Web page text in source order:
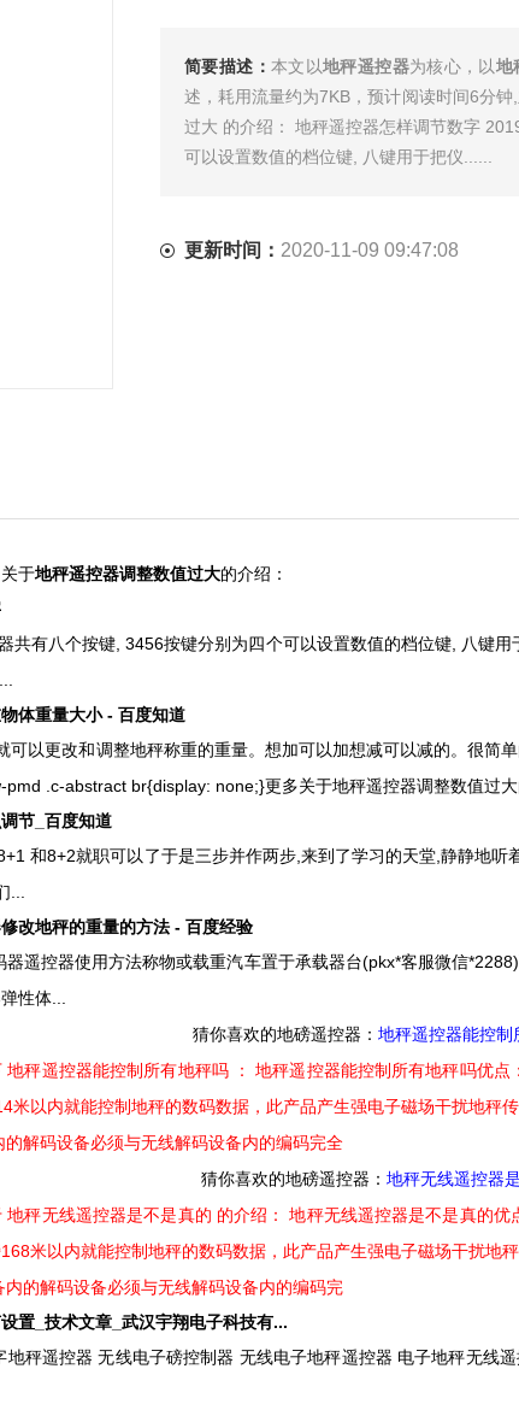
简要描述： 本文以地秤遥控器为核心，以地
述，耗用流量约为7KB，预计阅读时间6分
过大 的介绍： 地秤遥控器怎样调节数字
可以设置数值的档位键, 八键用于把仪......
更新时间： 2020-11-09 09:47:08
于地秤遥控器调整数值过大的介绍：
共有八个按键, 3456按键分别为四个可以设置数值的档位键, 八键
体重量大小 - 百度知道
可以更改和调整地秤称重的重量。想加可以加想减可以减的。很简
pmd .c-abstract br{display: none;}更多关于地秤遥控器调整数值过
节_百度知道
和8+2就职可以了于是三步并作两步,来到了学习的天堂,静静地
改地秤的重量的方法 - 百度经验
遥控器使用方法称物或载重汽车置于承载器台(pkx*客服微信
性体...
猜你喜欢的地磅遥控器： 地秤遥控器能控制
地秤遥控器能控制所有地秤吗 ： 地秤遥控器能控制所有地秤吗优
米以内就能控制地秤的数码数据，此产品产生强电子磁场干扰地秤
解码设备必须与无线解码设备内的编码完全
猜你喜欢的地磅遥控器： 地秤无线遥控器
地秤无线遥控器是不是真的 的介绍： 地秤无线遥控器是不是真的
米以内就能控制地秤的数码数据，此产品产生强电子磁场干扰地
的解码设备必须与无线解码设备内的编码完
置_技术文章_武汉宇翔电子科技有...
秤遥控器 无线电子磅控制器 无线电子地秤遥控器 电子地秤无线